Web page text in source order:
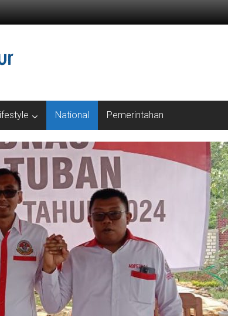
National Pemerintahan